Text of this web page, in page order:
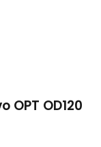
OPT OD120